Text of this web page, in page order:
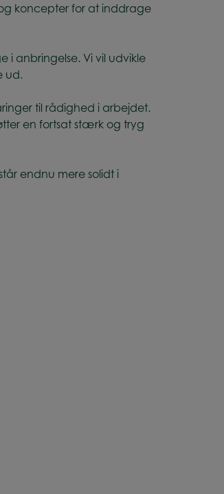
koncepter for at inddrage
anbringelse. Vi vil udvikle
ud.
til rådighed i arbejdet.
en fortsat stærk og tryg
endnu mere solidt i